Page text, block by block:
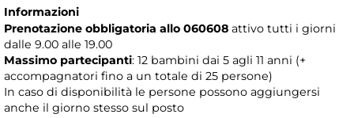
Informazioni
Prenotazione obbligatoria allo 060608 attivo tutti i giorni
dalle 9.00 alle 19.00
Massimo partecipanti: 12 bambini dai 5 agli 11 anni (+
accompagnatori fino a un totale di 25 persone)
In caso di disponibilità le persone possono aggiungersi
anche il giorno stesso sul posto